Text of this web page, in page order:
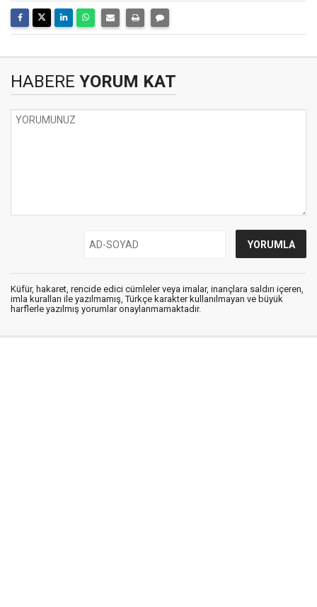
HABERE YORUM KAT
Küfür, hakaret, rencide edici cümleler veya imalar, inançlara saldırı içeren,
imla kuralları ile yazılmamış, Türkçe karakter kullanılmayan ve büyük
harflerle yazılmış yorumlar onaylanmamaktadır.